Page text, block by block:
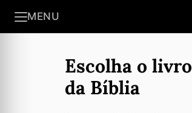
MENU
Escolha o livro
da Bíblia